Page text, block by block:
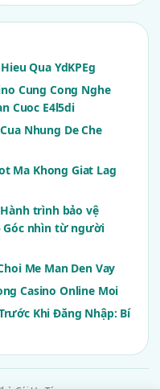
Qua YdKPEg
Cung Cong Nghe
Cuoc E4l5di
Nhung De Che
Ma Khong Giat Lag
trình bảo vệ
Góc nhìn từ người
Me Man Den Vay
Casino Online Moi
Khi Đăng Nhập: Bí